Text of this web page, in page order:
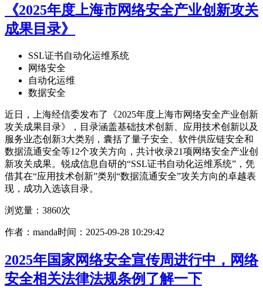
《2025年度上海市网络安全产业创新攻关
成果目录》
SSL证书自动化运维系统
网络安全
自动化运维
数据安全
近日，上海经信委发布了《2025年度上海市网络安全产业创新
攻关成果目录》，目录涵盖基础技术创新、应用技术创新以及
服务业态创新3大类别，囊括了量子安全、软件供应链安全和
数据流通安全等12个攻关方向，共计收录21项网络安全产业创
新攻关成果。锐成信息自研的“SSL证书自动化运维系统”，凭
借其在“应用技术创新”类别“数据流通安全”攻关方向的卓越表
现，成功入选该目录。
浏览量：3860次
作者：manda时间：2025-09-28 10:29:42
2025年国家网络安全宣传周进行中，网络
安全相关法律法规条例了解一下